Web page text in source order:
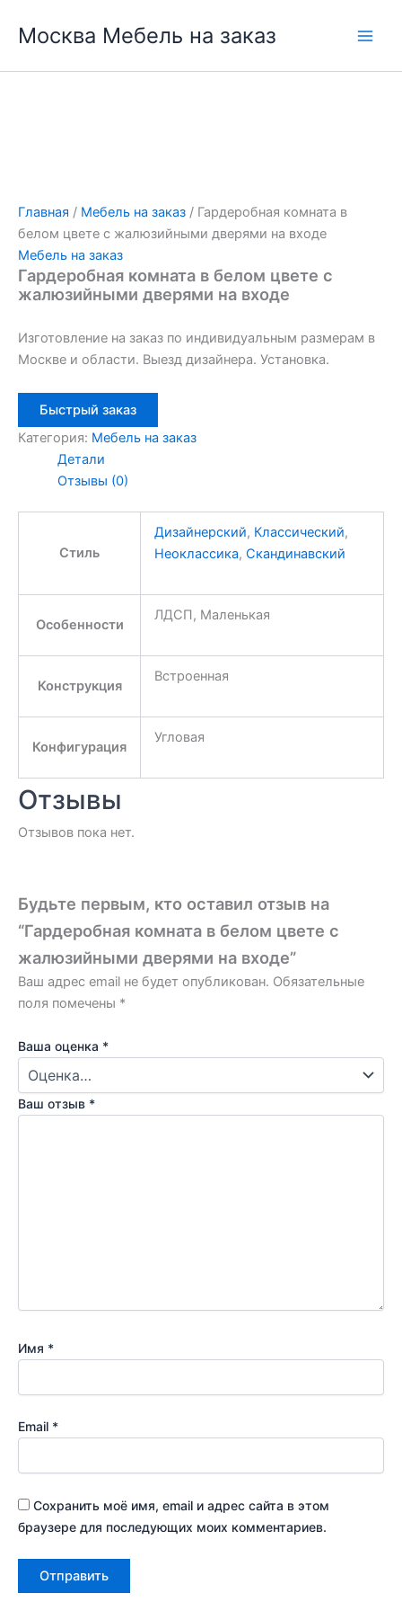
Москва Мебель на заказ
Главная / Мебель на заказ / Гардеробная комната в
белом цвете с жалюзийными дверями на входе
Мебель на заказ
Гардеробная комната в белом цвете с
жалюзийными дверями на входе
Изготовление на заказ по индивидуальным размерам в
Москве и области. Выезд дизайнера. Установка.
Быстрый заказ
Категория: Мебель на заказ
Детали
Отзывы (0)
Стиль
Дизайнерский, Классический,
Неоклассика, Скандинавский
Особенности
ЛДСП, Маленькая
Конструкция
Встроенная
Конфигурация
Угловая
Отзывы
Отзывов пока нет.
Будьте первым, кто оставил отзыв на
“Гардеробная комната в белом цвете с
жалюзийными дверями на входе”
Ваш адрес email не будет опубликован. Обязательные
поля помечены *
Ваша оценка *
Ваш отзыв *
Имя *
Email *
Сохранить моё имя, email и адрес сайта в этом
браузере для последующих моих комментариев.